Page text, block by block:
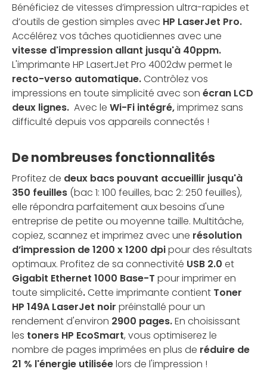
Bénéficiez de vitesses d’impression ultra-rapides et
d’outils de gestion simples avec HP LaserJet Pro.
Accélérez vos tâches quotidiennes avec une
vitesse d'impression allant jusqu'à 40ppm.
L'imprimante HP LasertJet Pro 4002dw permet le
recto-verso automatique.Contrôlez vos
impressions en toute simplicité avec son écran LCD
deux lignes. Avec le Wi-Fi intégré,imprimez sans
difficulté depuis vos appareils connectés !
De nombreuses fonctionnalités
Profitez de deux bacs pouvant accueillir jusqu'à
350 feuilles (bac 1: 100 feuilles, bac 2: 250 feuilles),
elle répondra parfaitement aux besoins d'une
entreprise de petite ou moyenne taille. Multitâche,
copiez, scannez et imprimez avec une résolution
d’impression de 1200 x 1200 dpipour des résultats
optimaux. Profitez de sa connectivité USB 2.0 et
Gigabit Ethernet 1000 Base-T pour imprimer en
toute simplicité.Cette imprimante contient Toner
HP 149A LaserJet noir préinstallé pour un
rendement d'environ 2900 pages.En choisissant
les toners HP EcoSmart, vous optimiserez le
nombre de pages imprimées en plus de réduire de
21 % l'énergie utiliséelors de l'impression !